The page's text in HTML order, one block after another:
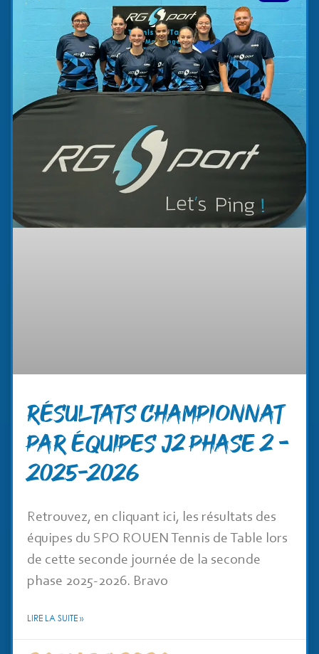
RÉSULTATS CHAMPIONNAT
PAR ÉQUIPES J2 PHASE 2 –
2025-2026
Retrouvez, en cliquant ici, les résultats des
équipes du SPO ROUEN Tennis de Table lors
de cette seconde journée de la seconde
phase 2025-2026. Bravo
LIRE LA SUITE »